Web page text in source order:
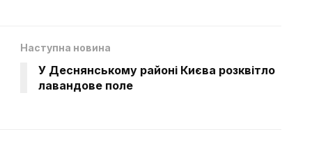
Наступна новина
У Деснянському районі Києва розквітло
лавандове поле